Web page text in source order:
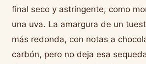
final seco y astringente, como
una uva. La amargura de un
más redonda, con notas a
carbón, pero no deja esa